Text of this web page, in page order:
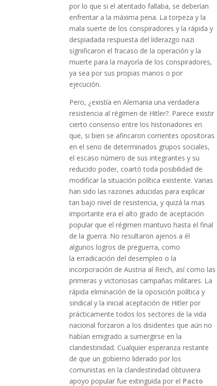
por lo que si el atentado fallaba, se deberían
enfrentar a la máxima pena. La torpeza y la
mala suerte de los conspiradores y la rápida y
despiadada respuesta del liderazgo nazi
significaron el fracaso de la operación y la
muerte para la mayoría de los conspiradores,
ya sea por sus propias manos o por
ejecución.
Pero, ¿existía en Alemania una verdadera
resistencia al régimen de Hitler?. Parece existir
cierto consenso entre los historiadores en
que, si bien se afincaron corrientes opositoras
en el seno de determinados grupos sociales,
el escaso número de sus integrantes y su
reducido poder, coartó toda posibilidad de
modificar la situación política existente. Varias
han sido las razones aducidas para explicar
tan bajo nivel de resistencia, y quizá la mas
importante era el alto grado de aceptación
popular que el régimen mantuvo hasta el final
de la guerra. No resultaron ajenos a él
algunos logros de preguerra, como
la erradicación del desempleo o la
incorporación de Austria al Reich, así como las
primeras y victoriosas campañas militares. La
rápida eliminación de la oposición política y
sindical y la inicial aceptación de Hitler por
prácticamente todos los sectores de la vida
nacional forzaron a los disidentes que aún no
habían emigrado a sumergirse en la
clandestinidad. Cualquier esperanza restante
de que un gobierno liderado por los
comunistas en la clandestinidad obtuviera
apoyo popular fue extinguida por el Pacto